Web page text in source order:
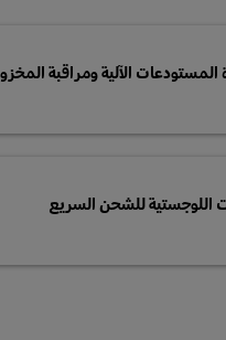
المستودعات الآلية ومراقبة
اللوجستية للشحن السريع